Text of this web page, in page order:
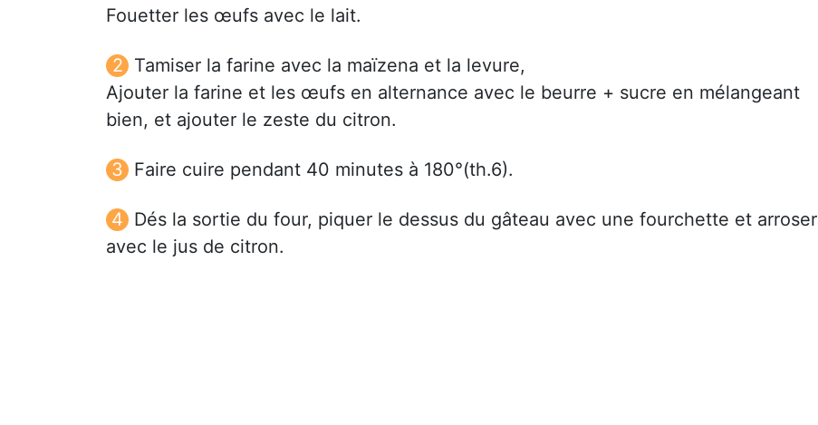
Fouetter les œufs avec le lait.
Tamiser la farine avec la maïzena et la levure,
Ajouter la farine et les œufs en alternance avec le beurre + sucre en mélangeant
bien, et ajouter le zeste du citron.
Faire cuire pendant 40 minutes à 180°(th.6).
Dés la sortie du four, piquer le dessus du gâteau avec une fourchette et arroser
avec le jus de citron.